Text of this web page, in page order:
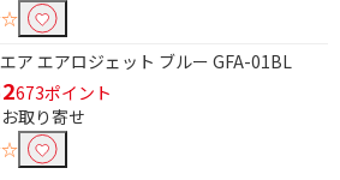
ア エアロジェット ブルー GFA-01BL
673ポイント
取り寄せ
込む
置き型
で絞り込む
載